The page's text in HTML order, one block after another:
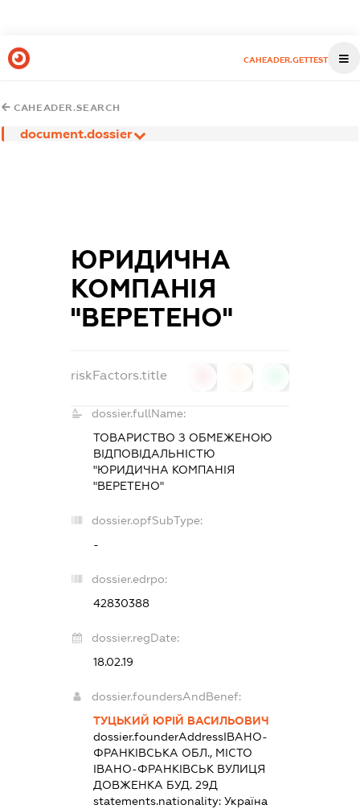
CAHEADER.GETTEST
CAHEADER.SEARCH
document.dossier
ЮРИДИЧНА
КОМПАНІЯ
"ВЕРЕТЕНО"
riskFactors.title
dossier.fullName:
ТОВАРИСТВО З ОБМЕЖЕНОЮ
ВІДПОВІДАЛЬНІСТЮ
"ЮРИДИЧНА КОМПАНІЯ
"ВЕРЕТЕНО"
dossier.opfSubType:
-
dossier.edrpo:
42830388
dossier.regDate:
18.02.19
dossier.foundersAndBenef:
ТУЦЬКИЙ ЮРІЙ ВАСИЛЬОВИЧ
dossier.founderAddressІВАНО-
ФРАНКІВСЬКА ОБЛ., МІСТО
ІВАНО-ФРАНКІВСЬК ВУЛИЦЯ
ДОВЖЕНКА БУД. 29Д
statements.nationality: Україна